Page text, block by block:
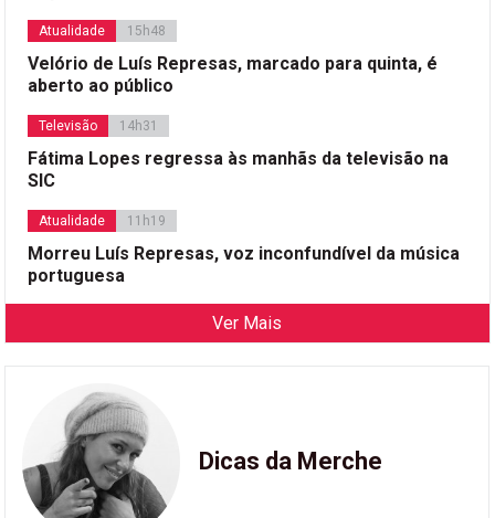
Atualidade 15h48
Velório de Luís Represas, marcado para quinta, é
aberto ao público
Televisão 14h31
Fátima Lopes regressa às manhãs da televisão na
SIC
Atualidade 11h19
Morreu Luís Represas, voz inconfundível da música
portuguesa
Ver Mais
Dicas da Merche